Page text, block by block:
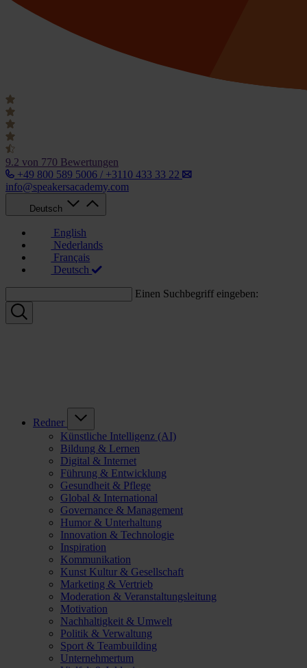
9.2 von 770 Bewertungen
+49 800 589 5006 / +3110 433 33 22
info@speakersacademy.com
Deutsch
English
Nederlands
Français
Deutsch
Einen Suchbegriff eingeben:
Redner
Künstliche Intelligenz (AI)
Bildung & Lernen
Digital & Internet
Führung & Entwicklung
Gesundheit & Pflege
Global & International
Governance & Management
Humor & Unterhaltung
Innovation & Technologie
Inspiration
Kommunikation
Kunst Kultur & Gesellschaft
Marketing & Vertrieb
Moderation & Veranstaltungsleitung
Motivation
Nachhaltigkeit & Umwelt
Politik & Verwaltung
Sport & Teambuilding
Unternehmertum